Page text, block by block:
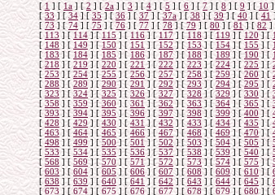
[1 ] [1а] [2] [2а ] [ 3] [4] [5 ] [ 6] [ 7] [ 8] [ 9] [10]
[33] [34] [ 35] [36] [37] [37а] [38] [ 39] [40] [41]
[ 73] [74] [ 75 ] [ 76] [ 77 ] [78] [79 ] [ 80] [81] [ 82 ]
[113] [ 114] [ 115 ] [ 116] [117] [118] [119 ] [ 120] [
[ 148 ] [ 149] [150 ] [151 ] [152 ] [ 153] [ 154 ] [ 155 ] [
[ 183] [ 184 ] [ 185] [ 186] [ 187] [188 ] [189] [190 ] [
[218 ] [ 219] [ 220 ] [221] [ 222 ] [223 ] [ 224] [ 225 ] [
[253] [254] [255] [256] [ 257] [ 258 ] [259] [260] [
[ 288] [289 ] [290] [291] [ 292 ] [293] [294] [295 ] [
[ 323 ] [ 324 ] [ 325 ] [ 326 ] [327] [328 ] [329 ] [330] [
[ 358 ] [ 359] [360 ] [ 361] [362 ] [ 363 ] [364 ] [ 365 ] [
[393] [394 ] [ 395] [396] [ 397] [398] [ 399] [400] [
[428 ] [ 429] [ 430 ] [431 ] [ 432 ] [433 ] [ 434] [ 435 ] [
[ 463] [464] [465] [466] [ 467] [ 468 ] [469] [470] [
[ 498] [ 499 ] [500] [501] [ 502] [503] [504] [505 ] [
[ 533] [ 534 ] [ 535] [ 536 ] [ 537 ] [538 ] [539] [540 ] [
[ 568 ] [ 569] [570] [ 571] [572 ] [ 573] [574 ] [ 575 ] [
[603] [604 ] [605] [606] [607] [608] [ 609] [610] [
[638 ] [ 639 ] [ 640] [641 ] [642 ] [ 643 ] [644] [ 645] [
[673 ] [674 ] [ 675 ] [676] [ 677] [ 678 ] [679 ] [ 680] [